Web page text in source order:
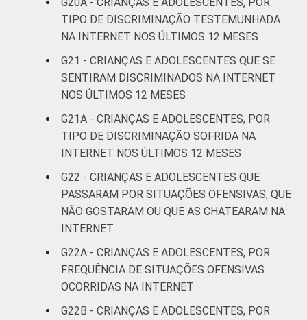
Pesquisa sobre o uso da Internet por
crianças e adolescentes no Brasil – TIC Kids
Online Brasil 2022.
TIPO DE DISCRIMINAÇÃO TESTEMUNHADA
NA INTERNET NOS ÚLTIMOS 12 MESES
G21 - CRIANÇAS E ADOLESCENTES QUE SE
SENTIRAM DISCRIMINADOS NA INTERNET
NOS ÚLTIMOS 12 MESES
G21A - CRIANÇAS E ADOLESCENTES, POR
TIPO DE DISCRIMINAÇÃO SOFRIDA NA
INTERNET NOS ÚLTIMOS 12 MESES
G22 - CRIANÇAS E ADOLESCENTES QUE
PASSARAM POR SITUAÇÕES OFENSIVAS, QUE
NÃO GOSTARAM OU QUE AS CHATEARAM NA
INTERNET
G22A - CRIANÇAS E ADOLESCENTES, POR
FREQUÊNCIA DE SITUAÇÕES OFENSIVAS
OCORRIDAS NA INTERNET
G22B - CRIANÇAS E ADOLESCENTES, POR